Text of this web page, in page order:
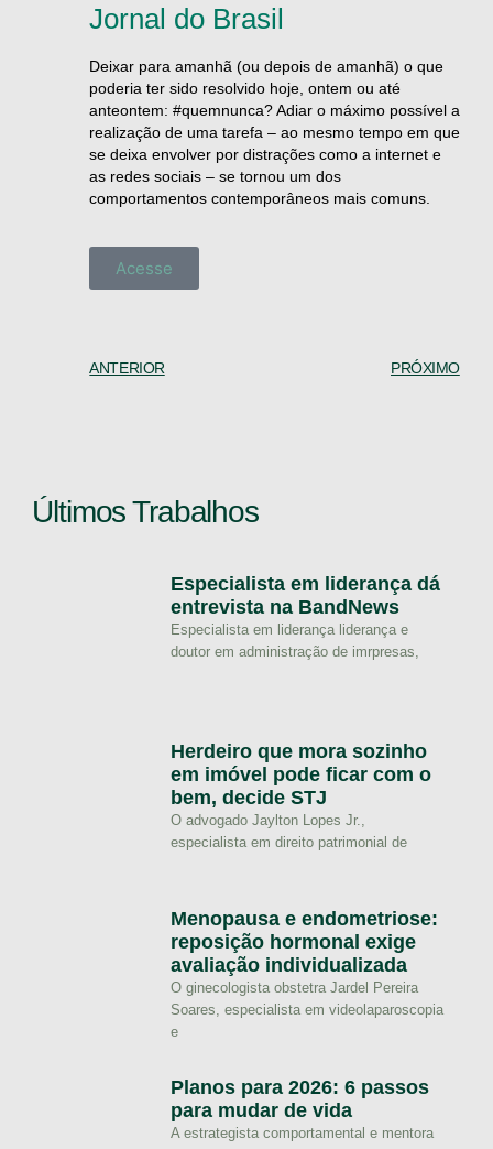
Jornal do Brasil
Deixar para amanhã (ou depois de amanhã) o que
poderia ter sido resolvido hoje, ontem ou até
anteontem:#quemnunca? Adiar o máximo possível a
realização de uma tarefa – ao mesmo tempo em que
se deixa envolver por distrações como a internet e
as redes sociais – se tornou um dos
comportamentos contemporâneos mais comuns.
Acesse
ANTERIOR PRÓXIMO
Últimos Trabalhos
Especialista em liderança dá
entrevista na BandNews
Especialista em liderança liderança e
doutor em administração de imrpresas,
Herdeiro que mora sozinho
em imóvel pode ficar com o
bem, decide STJ
O advogado Jaylton Lopes Jr.,
especialista em direito patrimonial de
Menopausa e endometriose:
reposição hormonal exige
avaliação individualizada
O ginecologista obstetra Jardel Pereira
Soares, especialista em videolaparoscopia
e
Planos para 2026: 6 passos
para mudar de vida
A estrategista comportamental e mentora